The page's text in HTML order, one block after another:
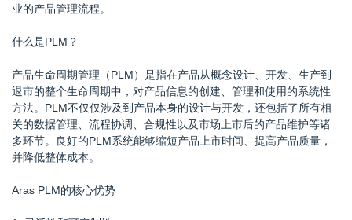
业的产品管理流程。
什么是PLM？
产品生命周期管理（PLM）是指在产品从概念设计、开发、生产到
退市的整个生命周期中，对产品信息的创建、管理和使用的系统性
方法。PLM不仅仅涉及到产品本身的设计与开发，还包括了所有相
关的数据管理、流程协调、合规性以及市场上市后的产品维护等诸
多环节。良好的PLM系统能够缩短产品上市时间、提高产品质量，
并降低整体成本。
Aras PLM的核心优势